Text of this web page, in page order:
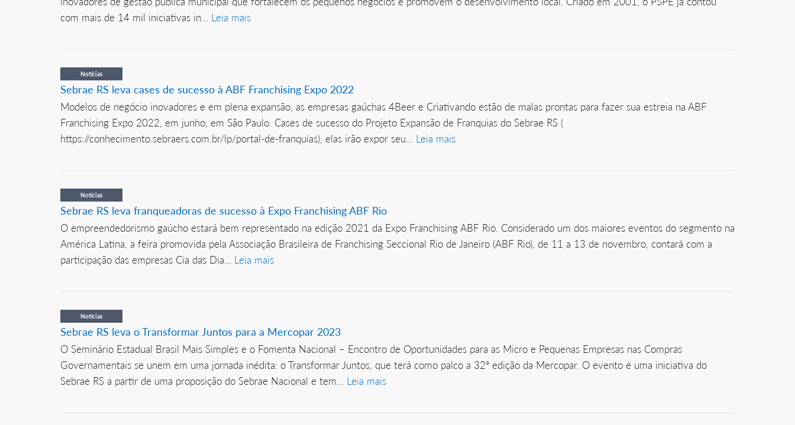
com mais de 14 mil iniciativas in... Leia mais
Notícias
Sebrae RS leva cases de sucesso à ABF Franchising Expo 2022
Modelos de negócio inovadores e em plena expansão, as empresas gaúchas 4Beer e Criativando estão de malas prontas para fazer sua estreia na ABF
Franchising Expo 2022, em junho, em São Paulo. Cases de sucesso do Projeto Expansão de Franquias do Sebrae RS (
https://conhecimento.sebraers.com.br/lp/portal-de-franquias), elas irão expor seu... Leia mais
Notícias
Sebrae RS leva franqueadoras de sucesso à Expo Franchising ABF Rio
O empreendedorismo gaúcho estará bem representado na edição 2021 da Expo Franchising ABF Rio. Considerado um dos maiores eventos do segmento na
América Latina, a feira promovida pela Associação Brasileira de Franchising Seccional Rio de Janeiro (ABF Rio), de 11 a 13 de novembro, contará com a
participação das empresas Cia das Dia... Leia mais
Notícias
Sebrae RS leva o Transformar Juntos para a Mercopar 2023
O Seminário Estadual Brasil Mais Simples e o Fomenta Nacional – Encontro de Oportunidades para as Micro e Pequenas Empresas nas Compras
Governamentais se unem em uma jornada inédita: o Transformar Juntos, que terá como palco a 32ª edição da Mercopar. O evento é uma iniciativa do
Sebrae RS a partir de uma proposição do Sebrae Nacional e tem... Leia mais